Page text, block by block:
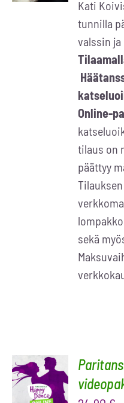
Kati
tunnilla
valssin
Online-
tilaus on
päättyy
sekä
LISÄÄ
OSTOSKORIIN
/